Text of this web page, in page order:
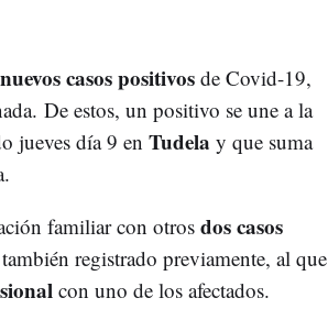
casos positivosde Covid-19,
De estos, un positivo se une a la
jueves día 9 en Tudela y que suma
familiar con otrosdos casos
registrado previamente, al que
con uno de los afectados.